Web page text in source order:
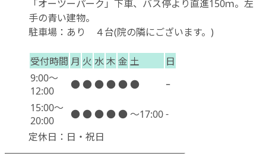
「オーツーパーク」下車、バス停より直進150ｍ。左
手の青い建物。
駐車場 ：あり ４台(院の隣にございます。)
受付時間 月 火 水木 金 土
日
9:00〜
12:00
●●●●●●
ｰ
15:00〜
20:00
●●●●● ～17:00-
定休日：日・祝日